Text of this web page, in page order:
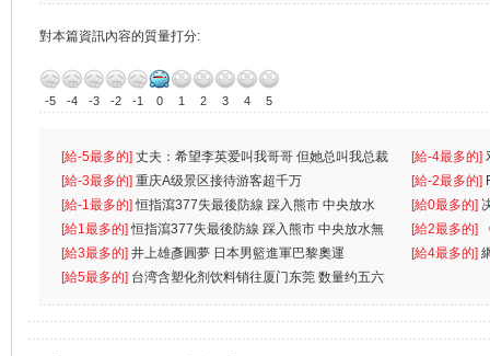
對本篇資訊內容的質量打分:
-5 -4 -3 -2 -1 0 1 2 3 4 5
[給-5最多的] 丈夫：希望李英爱叫我哥哥 但她总叫我总裁
先
[給-4最多的]
离
[給-3最多的] 重庆A级景区接待游客超千万 [給-2最多的]
[給-1最多的]恒指瀉377失最後防線 踩入熊市 中央放水
無
[給0最多的]
[給1最多的]恒指瀉377失最後防線 踩入熊市 中央放水無 [給2最多的]
[給3最多的] 井上雄彥圓夢 日本男籃進軍巴黎奧運 [給4最多的]
[給5最多的] 台湾含塑化剂饮料销往厦门东莞 数量约五六